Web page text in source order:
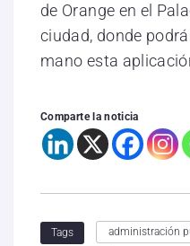
de Orange en el
ciudad, donde
mano esta
Comparte la noticia
Tags administración